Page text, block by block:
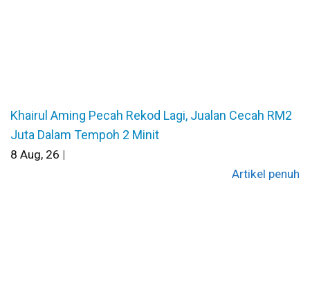
Khairul Aming Pecah Rekod Lagi, Jualan Cecah RM2
Juta Dalam Tempoh 2 Minit
8 Aug, 26 |
Artikel penuh